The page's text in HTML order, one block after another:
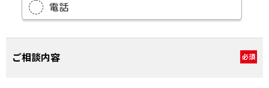
電話
ご相談内容 必須